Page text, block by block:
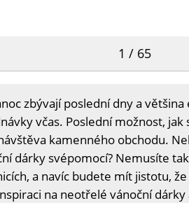
1 / 65
zbývají poslední dny a
včas. Poslední možnost,
kamenného obchodu.
dárky svépomocí? Nemusíte
a navíc budete mít jistotu,
na neotřelé vánoční